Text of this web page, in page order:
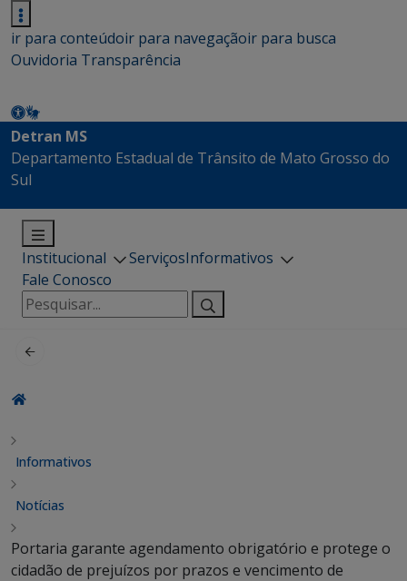
ir para conteúdoir para navegaçãoir para busca
Ouvidoria Transparência
Detran MS
Departamento Estadual de Trânsito de Mato Grosso do
Sul
Institucional ServiçosInformativos
Fale Conosco
Pesquisar
por:
Informativos
Notícias
Portaria garante agendamento obrigatório e protege o
cidadão de prejuízos por prazos e vencimento de